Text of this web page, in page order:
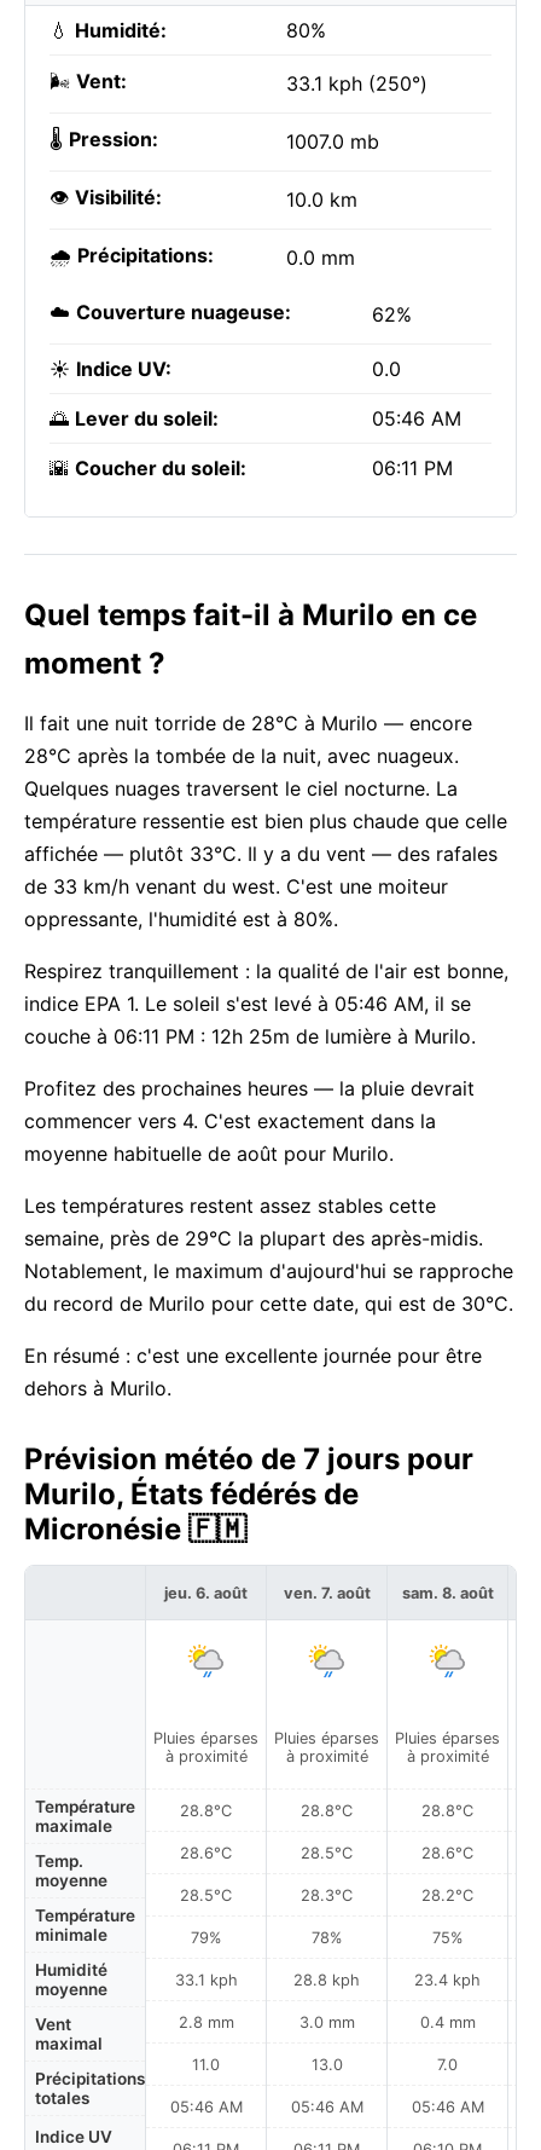
💧 Humidité: 80%
🌬️ Vent: 33.1 kph (250°)
🌡️ Pression: 1007.0 mb
👁️ Visibilité: 10.0 km
🌧️ Précipitations: 0.0 mm
☁️ Couverture nuageuse: 62%
☀️ Indice UV: 0.0
🌅 Lever du soleil: 05:46 AM
🌇 Coucher du soleil: 06:11 PM
Quel temps fait-il à Murilo en ce
moment ?
Il fait une nuit torride de 28°C à Murilo — encore
28°C après la tombée de la nuit, avec nuageux.
Quelques nuages traversent le ciel nocturne. La
température ressentie est bien plus chaude que celle
affichée — plutôt 33°C. Il y a du vent — des rafales
de 33 km/h venant du west. C'est une moiteur
oppressante, l'humidité est à 80%.
Respirez tranquillement : la qualité de l'air est bonne,
indice EPA 1. Le soleil s'est levé à 05:46 AM, il se
couche à 06:11 PM : 12h 25m de lumière à Murilo.
Profitez des prochaines heures — la pluie devrait
commencer vers 4. C'est exactement dans la
moyenne habituelle de août pour Murilo.
Les températures restent assez stables cette
semaine, près de 29°C la plupart des après-midis.
Notablement, le maximum d'aujourd'hui se rapproche
du record de Murilo pour cette date, qui est de 30°C.
En résumé : c'est une excellente journée pour être
dehors à Murilo.
Prévision météo de 7 jours pour
Murilo, États fédérés de
Micronésie 🇫🇲
Température
maximale
Temp.
moyenne
Température
minimale
Humidité
moyenne
Vent
maximal
Précipitations
totales
Indice UV
jeu. 6. août
Pluies éparses
à proximité
28.8°C
28.6°C
28.5°C
79%
33.1 kph
2.8 mm
11.0
05:46 AM
ven. 7. août
Pluies éparses
à proximité
28.8°C
28.5°C
28.3°C
78%
28.8 kph
3.0 mm
13.0
05:46 AM
sam. 8. août
Pluies éparses
à proximité
28.8°C
28.6°C
28.2°C
75%
23.4 kph
0.4 mm
7.0
05:46 AM